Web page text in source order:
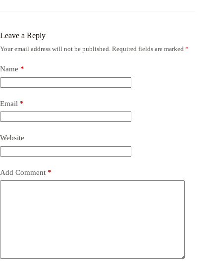
Leave a Reply
Your email address will not be published. Required fields are marked *
Name *
Email *
Website
Add Comment *